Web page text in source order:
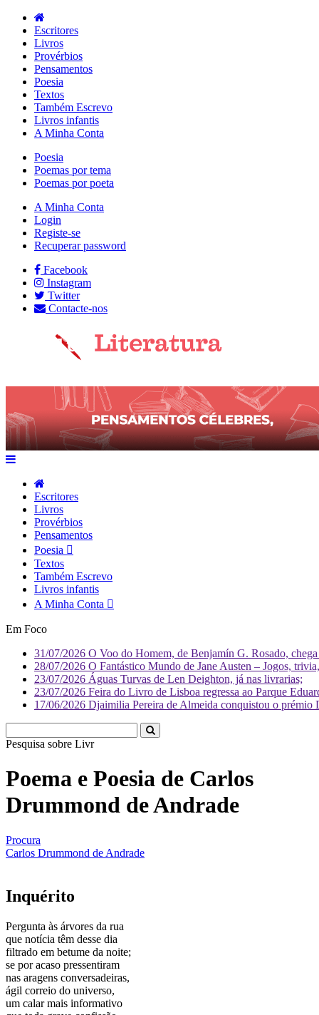
Escritores
Livros
Provérbios
Pensamentos
Poesia
Textos
Também Escrevo
Livros infantis
A Minha Conta
Poesia
Poemas por tema
Poemas por poeta
A Minha Conta
Login
Registe-se
Recuperar password
Facebook
Instagram
Twitter
Contacte-nos
Escritores
Livros
Provérbios
Pensamentos
Poesia
Textos
Também Escrevo
Livros infantis
A Minha Conta
Em Foco
31/07/2026 O Voo do Homem, de Benjamín G. Rosado,
28/07/2026 O Fantástico Mundo de Jane Austen – Jogos,
23/07/2026 Águas Turvas de Len Deighton, já nas livrarias;
23/07/2026 Feira do Livro de Lisboa regressa ao Parque
17/06/2026 Djaimilia Pereira de Almeida conquistou o
Pesquisa sobre Literatura
Poema e Poesia de Carlos
Drummond de Andrade
Procura
Carlos Drummond de Andrade
Inquérito
Pergunta às árvores da rua
que notícia têm desse dia
filtrado em betume da noite;
se por acaso pressentiram
nas aragens conversadeiras,
ágil correio do universo,
um calar mais informativo